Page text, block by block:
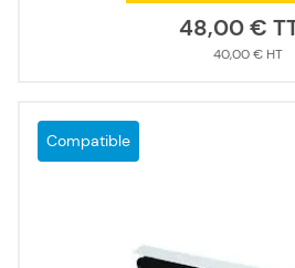
48,00 €
40,00 €
Compatible